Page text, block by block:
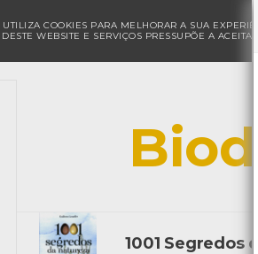
COOKIES PARA MELHORAR A SUA
WEBSITE E SERVIÇOS PRESSUPÕE A
1001 Segredos